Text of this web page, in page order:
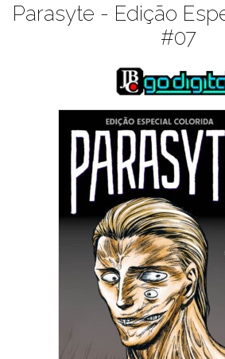
Parasyte - Edição
#07